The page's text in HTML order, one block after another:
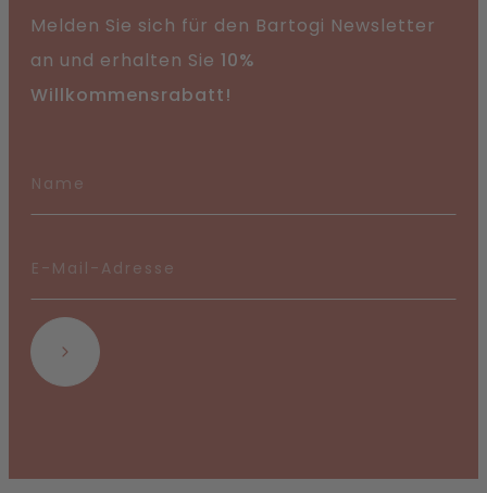
Melden Sie sich für den Bartogi Newsletter
an und erhalten Sie 10%
Willkommensrabatt!
Abonnieren